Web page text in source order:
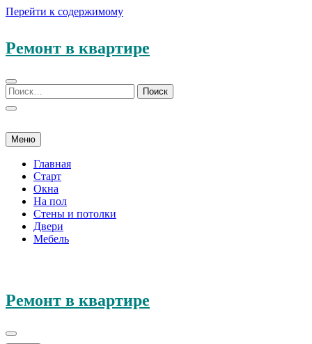
Перейти к содержимому
Ремонт в квартире
Меню
Главная
Старт
Окна
На пол
Стены и потолки
Двери
Мебель
Ремонт в квартире